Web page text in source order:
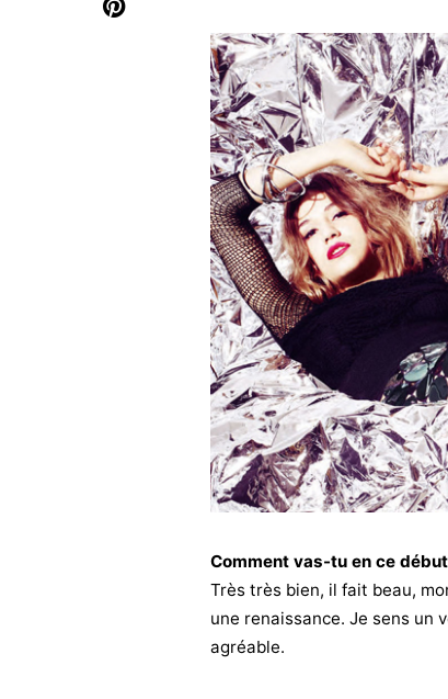
Comment vas-tu en ce
Très très bien, il fait beau,
une renaissance. Je sens un
agréable.